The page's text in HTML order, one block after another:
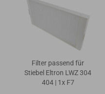
Filter passend für
Stiebel Eltron LWZ 304
404 | 1x F7